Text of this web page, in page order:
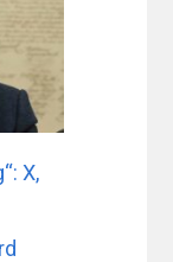
X,